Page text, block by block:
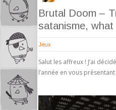
Brutal Doom –
satanisme, what
Jeux
Salut les affreux ! J’ai
l’année en vous